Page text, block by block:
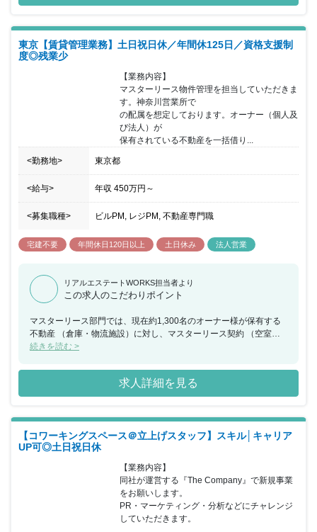
住宅取得手当1万円～3万円/家族手当扶養配偶者1万、 子5千円/資格
は、「東証スタンダード上場」「底地」業界で 同社はトップクラス
の実績を誇ります。 景気に左右されにくい事業のため、安定的に長
期働くことが 可能です。コロナ禍でも業績は堅調に推移していま
産を 専門に、独自のビジネスモデルを展開している創業45年の 不
動産会社です。 2014年には東京証券取引所第一部上場を実現しま
した。 権利関係の複雑な不動産の権利を調整し、社会的価値を高め
る不 動産再生事業を中心に堅実に成長を続けております。 同社の
主な事業は「底地」と「居抜き」です。
東京【賃貸管理業務】土日祝日休／年間休125日／資格支援制
度◎残業少
【業務内容】
マスターリース物件管理を担当していただきま
す。神奈川営業所で
の配属を想定しております。オーナー（個人及
び法人）が
保有されている不動産を一括借り...
<勤務地> 東京都
<給与> 年収 450万円 ～
<募集職種> ビルPM, レジPM, 不動産専門職
宅建不要 年間休日120日以上 土日休み 法人営業
リアルエステートWORKS担当者より
この求人のこだわりポイント
マスターリース部門では、現在約1,300名のオーナー様が保有する
不動産 （倉庫・物流施設）に対し、マスターリース契約 （空室保
証付きのプロパティマネジメント）を結び物件管理をさせて いただ
中小規模（平均約350坪）であり、オーナー様の保有する遊休地等
の 有効活用案として、これまでサポートさせて頂いました。 現
在、物件の多くは建て替えの必要性・需要が年々増加しておりま
所有されて いますオーナー様にとって、新たな土地活用提案・空室
保証・管理運営等の サービスは必要となっています。本ポジション
であるマスターリース 物件管理担当は、オーナー様と友好なリレー
ションを構築しながら、 オーナー様が抱える課題をいち早くとら
え、土地活用提案担当と連携し、 オーナー様を末永くサポートする
ことが使命です。メリハリのある 働き方でワークライフバランスが
実現できます。業務は担当エリアの 既存オーナー・テナント・管理
物件及び不動産業者への訪問営業です。 土日、祝日はお休みとなっ
ております。休日出勤をした場合には、 振替休暇を取得していただ
続きを読む >
求人詳細を見る
【コワーキングスペース＠立上げスタッフ】スキル│キャリア
UP可◎土日祝日休
【業務内容】
同社が運営する『The Company』で新規事業
をお願いします。
PR・マーケティング・分析などにチャレンジ
していただきます。